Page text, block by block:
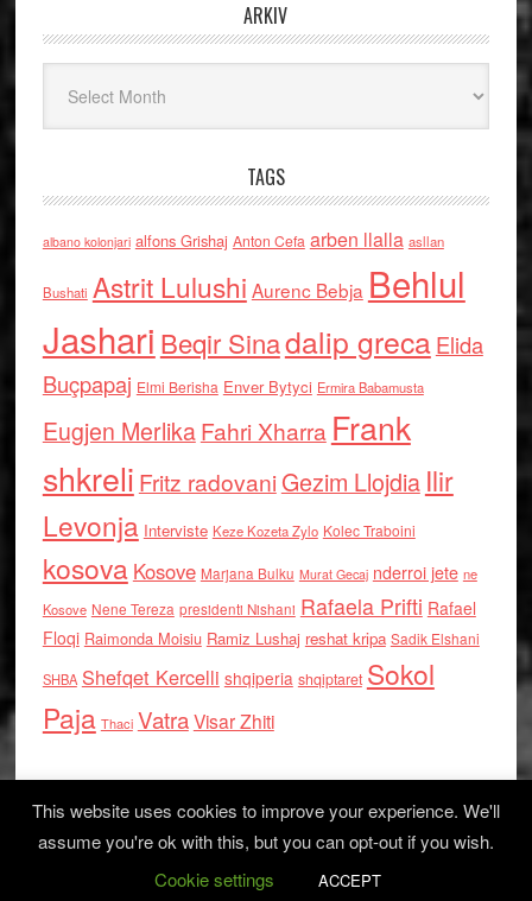
ARKIV
TAGS
albano kolonjari alfons Grishaj Anton Cefa arben llalla asllan
Bushati Astrit Lulushi Aurenc Bebja Behlul
Jashari Beqir Sinadalip grecaElida
Buçpapaj Elmi Berisha Enver Bytyci Ermira Babamusta
Eugjen MerlikaFahri Xharra Frank
shkreli Fritz radovaniGezim Llojdia Ilir
Levonja Interviste Keze Kozeta Zylo Kolec Traboini
kosova Kosove Marjana Bulku Murat Gecaj nderroi jete ne
Kosove Nene Tereza presidenti Nishani Rafaela Prifti Rafael
Floqi Raimonda Moisiu Ramiz Lushaj reshat kripa Sadik Elshani
SHBA Shefqet Kercelli shqiperia shqiptaret Sokol
Paja Thaci VatraVisar Zhiti
Log in
This website uses cookies to improve your experience. We'll
assume you're ok with this, but you can opt-out if you wish.
Cookie settings
ACCEPT